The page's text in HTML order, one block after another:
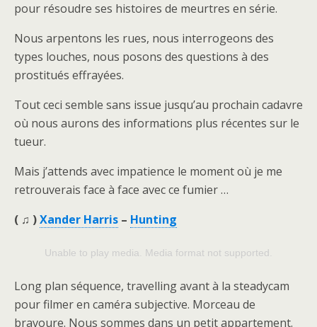
pour résoudre ses histoires de meurtres en série.
Nous arpentons les rues, nous interrogeons des
types louches, nous posons des questions à des
prostitués effrayées.
Tout ceci semble sans issue jusqu’au prochain cadavre
où nous aurons des informations plus récentes sur le
tueur.
Mais j’attends avec impatience le moment où je me
retrouverais face à face avec ce fumier …
( ♫ )Xander Harris – Hunting
Unable to play media. Media format not supported.
Long plan séquence, travelling avant à la steadycam
pour filmer en caméra subjective. Morceau de
bravoure. Nous sommes dans un petit appartement.